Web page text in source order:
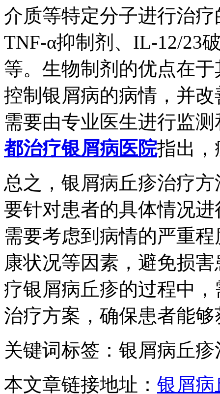
介质等特定分子进行治
TNF-α抑制剂、IL-12/23
等。生物制剂的优点在
控制银屑病的病情，并
需要由专业医生进行监
都治疗银屑病医院指出，
总之，银屑病丘疹治疗
要针对患者的具体情况
需要考虑到病情的严重
康状况等因素，避免损
疗银屑病丘疹的过程中
治疗方案，确保患者能
关键词标签：银屑病丘
本文章链接地址： 银屑病